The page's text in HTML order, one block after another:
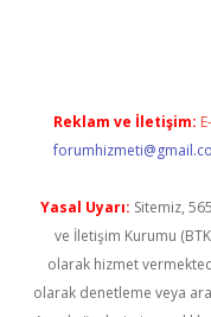
Reklam ve İletişim:
Yasal Uyarı: Sitemiz,
ve İletişim Kurumu
olarak hizmet
olarak denetleme veya